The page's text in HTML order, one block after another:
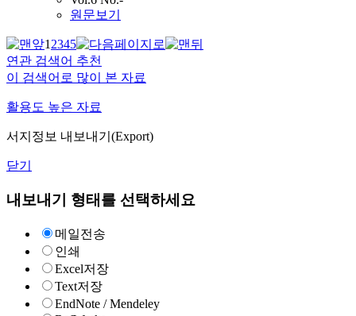
원문보기
12345
연관 검색어 추천
이 검색어로 많이 본 자료
활용도 높은 자료
서지정보 내보내기(Export)
닫기
내보내기 형태를 선택하세요
메일전송
인쇄
Excel저장
Text저장
EndNote / Mendeley